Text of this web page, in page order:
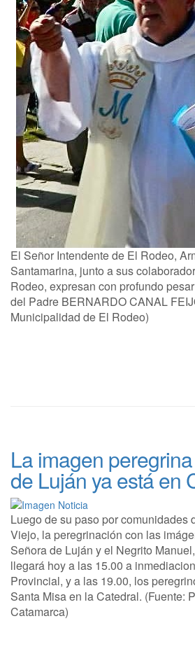
El Señor Intendente de El Rodeo,
Santamarina, junto a sus
Rodeo, expresan con profundo
del Padre BERNARDO CANAL
Municipalidad de El Rodeo)
La imagen
de Luján ya está en
Luego de su paso por comunidades
Viejo, la peregrinación con las
Señora de Luján y el Negrito
llegará hoy a las 15.00 a
Provincial, y a las 19.00, los
Santa Misa en la Catedral. (Fuente:
Catamarca)